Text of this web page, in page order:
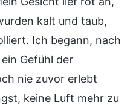
kalt und taub,
Ich begann, nach
Gefühl der
nie zuvor erlebt
keine Luft mehr zu